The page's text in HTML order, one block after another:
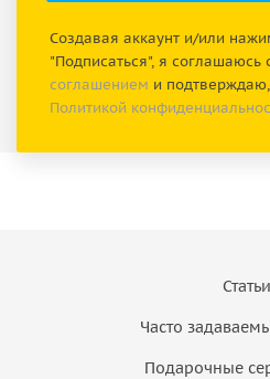
Создавая аккаунт и/или
"Подписаться", я соглашаюсь
соглашением и
Политикой
Статьи
Часто
Подарочные